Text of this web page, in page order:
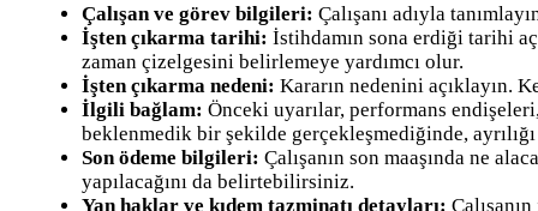
Çalışan ve görev bilgileri: Çalışanı adıyla
İşten çıkarma tarihi: İstihdamın sona erdiği tarihi
zaman çizelgesini belirlemeye yardımcı olur.
İşten çıkarma nedeni: Kararın nedenini açıklayın.
İlgili bağlam: Önceki uyarılar, performans
beklenmedik bir şekilde gerçekleşmediğinde,
Son ödeme bilgileri: Çalışanın son maaşında ne
yapılacağını da belirtebilirsiniz.
Yan haklar ve kıdem tazminatı detayları: